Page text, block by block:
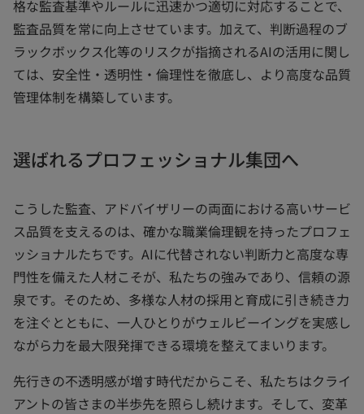
格な監査基準やルールに迅速かつ適切に対応することで、
監査品質を常に向上させています。加えて、判断過程のブ
ラックボックス化等のリスクが指摘されるAIの活用に関し
ては、安全性・透明性・倫理性を徹底し、より高度な品質
管理体制を構築しています。
選ばれるプロフェッショナル集団へ
こうした監査、アドバイザリーの両面における高いサービ
ス品質を支えるのは、確かな職業倫理観を持ったプロフェ
ッショナルたちです。AIに代替されない判断力と高度な専
門性を備えた人材こそが、私たちの強みであり、信頼の源
泉です。そのため、多様な人材の採用と育成に引き続き力
を注ぐとともに、一人ひとりがウェルビーイングを実感し
ながら力を最大限発揮できる環境を整えてまいります。
先行きの不透明感が増す時代だからこそ、私たちはクライ
アントの皆さまの半歩先を照らし続けます。そして、変革